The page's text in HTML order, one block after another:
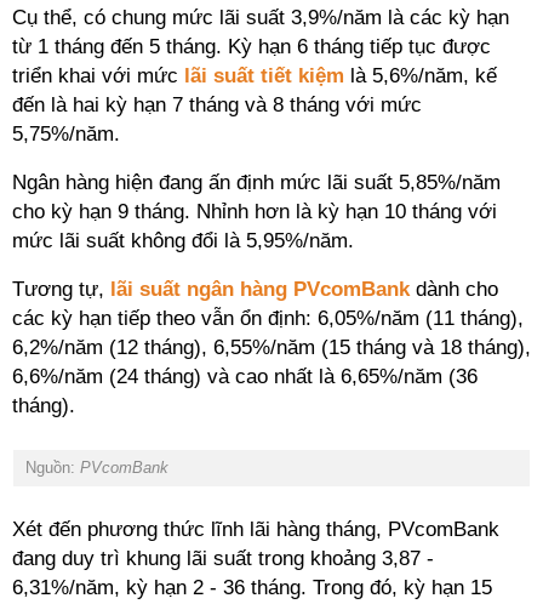
Cụ thể, có chung mức lãi suất 3,9%/năm là các kỳ hạn
từ 1 tháng đến 5 tháng. Kỳ hạn 6 tháng tiếp tục được
triển khai với mức lãi suất tiết kiệm là 5,6%/năm, kế
đến là hai kỳ hạn 7 tháng và 8 tháng với mức
5,75%/năm.
Ngân hàng hiện đang ấn định mức lãi suất 5,85%/năm
cho kỳ hạn 9 tháng. Nhỉnh hơn là kỳ hạn 10 tháng với
mức lãi suất không đổi là 5,95%/năm.
Tương tự, lãi suất ngân hàng PVcomBank dành cho
các kỳ hạn tiếp theo vẫn ổn định: 6,05%/năm (11 tháng),
6,2%/năm (12 tháng), 6,55%/năm (15 tháng và 18 tháng),
6,6%/năm (24 tháng) và cao nhất là 6,65%/năm (36
tháng).
Nguồn: PVcomBank
Xét đến phương thức lĩnh lãi hàng tháng, PVcomBank
đang duy trì khung lãi suất trong khoảng 3,87 -
6,31%/năm, kỳ hạn 2 - 36 tháng. Trong đó, kỳ hạn 15